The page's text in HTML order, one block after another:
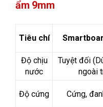
ẩm 9mm
Tiêu chí
Độ chịu
nước
Tuyệt đối
ngoài
Độ cứng Cứng,